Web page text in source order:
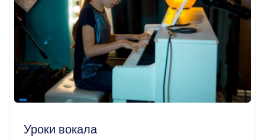
Уроки вокала